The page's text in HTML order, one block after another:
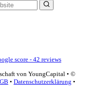
score - 42 reviews
von YoungCapital • ©
• Datenschutzerklärung •